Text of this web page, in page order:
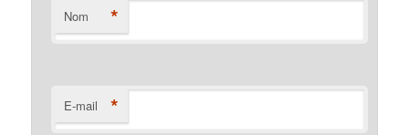
Nom *
E-mail *